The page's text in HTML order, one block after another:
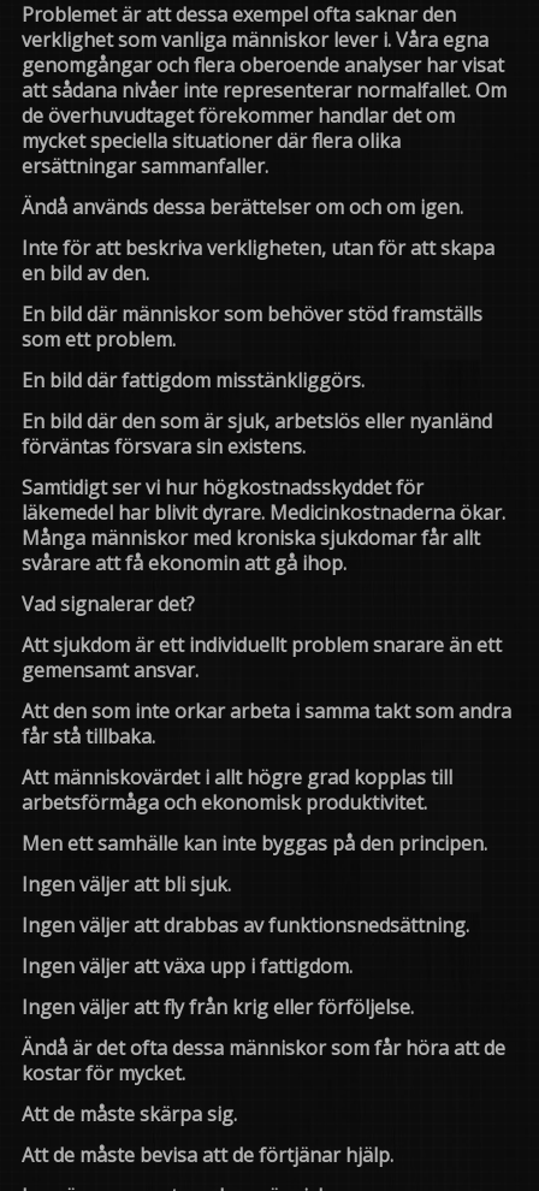
Problemet är att dessa exempel ofta saknar den
verklighet som vanliga människor lever i. Våra egna
genomgångar och flera oberoende analyser har visat
att sådana nivåer inte representerar normalfallet. Om
de överhuvudtaget förekommer handlar det om
mycket speciella situationer där flera olika
ersättningar sammanfaller.
Ändå används dessa berättelser om och om igen.
Inte för att beskriva verkligheten, utan för att skapa
en bild av den.
En bild där människor som behöver stöd framställs
som ett problem.
En bild där fattigdom misstänkliggörs.
En bild där den som är sjuk, arbetslös eller nyanländ
förväntas försvara sin existens.
Samtidigt ser vi hur högkostnadsskyddet för
läkemedel har blivit dyrare. Medicinkostnaderna ökar.
Många människor med kroniska sjukdomar får allt
svårare att få ekonomin att gå ihop.
Vad signalerar det?
Att sjukdom är ett individuellt problem snarare än ett
gemensamt ansvar.
Att den som inte orkar arbeta i samma takt som andra
får stå tillbaka.
Att människovärdet i allt högre grad kopplas till
arbetsförmåga och ekonomisk produktivitet.
Men ett samhälle kan inte byggas på den principen.
Ingen väljer att bli sjuk.
Ingen väljer att drabbas av funktionsnedsättning.
Ingen väljer att växa upp i fattigdom.
Ingen väljer att fly från krig eller förföljelse.
Ändå är det ofta dessa människor som får höra att de
kostar för mycket.
Att de måste skärpa sig.
Att de måste bevisa att de förtjänar hjälp.